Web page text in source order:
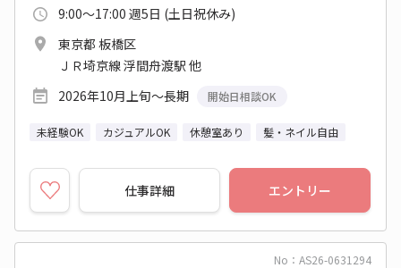
9:00～17:00 週5日 (土日祝休み)
東京都 板橋区
ＪＲ埼京線 浮間舟渡駅 他
2026年10月上旬～長期
開始日相談OK
未経験OK カジュアルOK 休憩室あり 髪・ネイル自由
仕事詳細 エントリー
No：AS26-0631294